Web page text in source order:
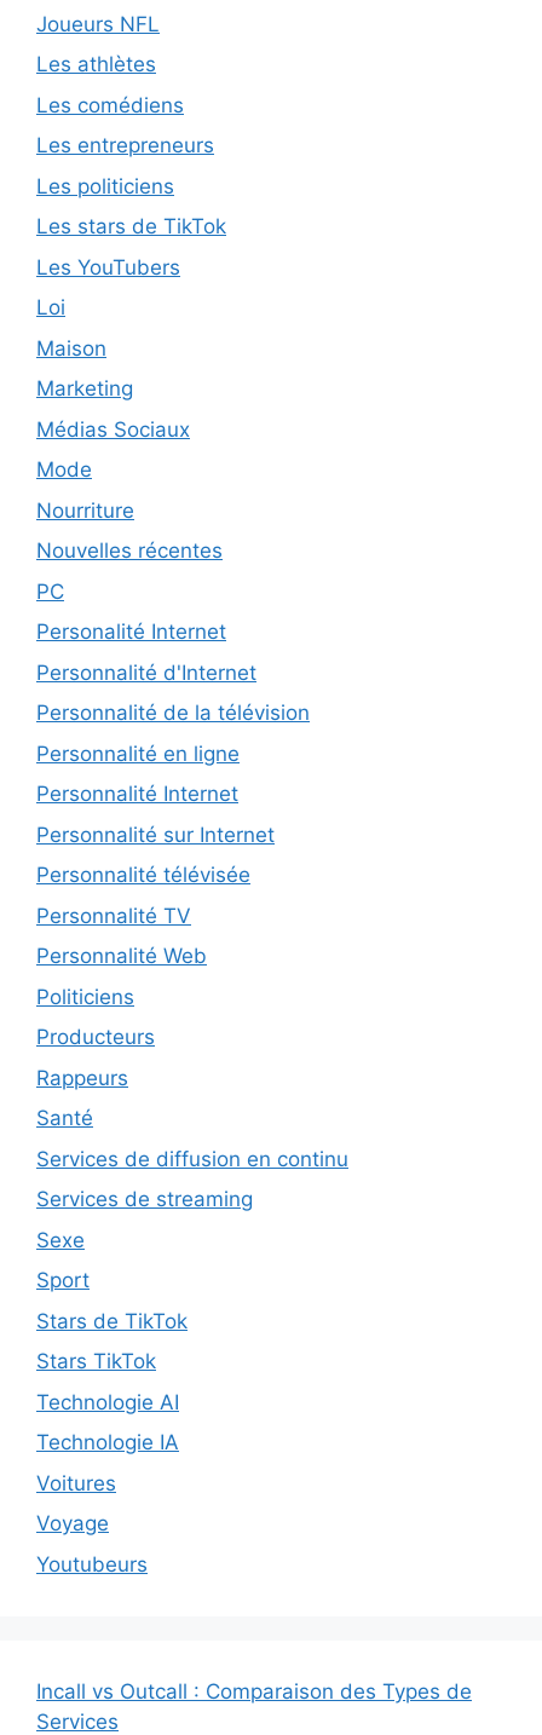
Joueurs NFL
Les athlètes
Les comédiens
Les entrepreneurs
Les politiciens
Les stars de TikTok
Les YouTubers
Loi
Maison
Marketing
Médias Sociaux
Mode
Nourriture
Nouvelles récentes
PC
Personalité Internet
Personnalité d'Internet
Personnalité de la télévision
Personnalité en ligne
Personnalité Internet
Personnalité sur Internet
Personnalité télévisée
Personnalité TV
Personnalité Web
Politiciens
Producteurs
Rappeurs
Santé
Services de diffusion en continu
Services de streaming
Sexe
Sport
Stars de TikTok
Stars TikTok
Technologie AI
Technologie IA
Voitures
Voyage
Youtubeurs
Incall vs Outcall : Comparaison des Types de
Services